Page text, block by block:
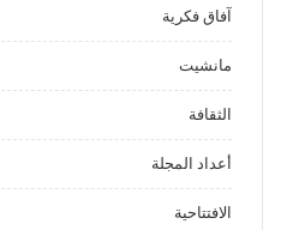
آفاق فكرية
مانشيت
الثقافة
أعداد المجلة
الافتتاحية